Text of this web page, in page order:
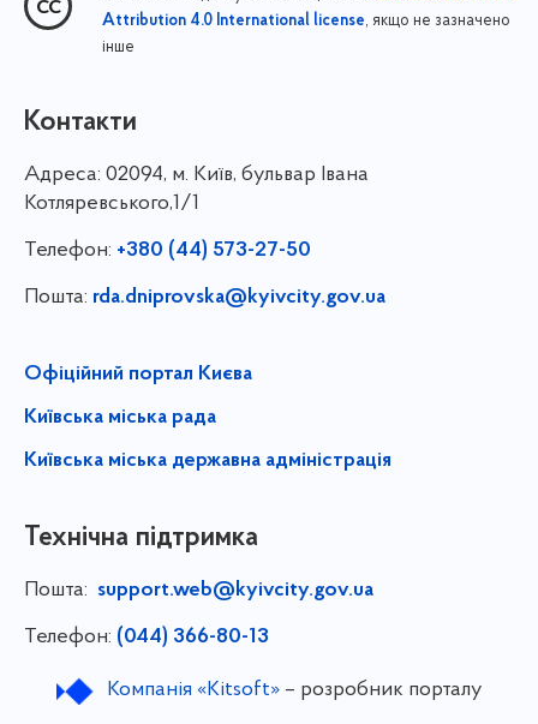
Attribution 4.0 International license, якщо не зазначено
інше
Контакти
Адреса: 02094, м. Київ, бульвар Івана
Котляревського,1/1
Телефон: +380 (44) 573-27-50
Пошта: rda.dniprovska@kyivcity.gov.ua
Офіційний портал Києва
Київська міська рада
Київська міська державна адміністрація
Технічна підтримка
Пошта: support.web@kyivcity.gov.ua
Телефон: (044) 366-80-13
Компанія «Kitsoft»– розробник порталу